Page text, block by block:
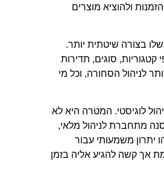
ולהוציא מוצרים
בצורה שיטתית יותר.
סוגים, תדירות
לניהול הסחורה, וכל מי
לוגיסטי. המטרה היא לא
מתחברת לניהול מלאי,
יתרון משמעותי עבור
אך קשה להגיע אליה בזמן